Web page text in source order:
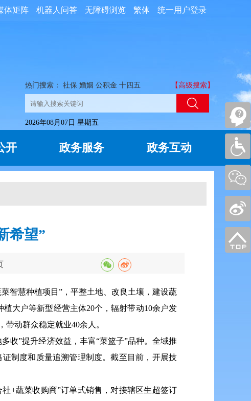
统一用户登录
繁体
无障碍浏览
机器人问答
体矩阵
热门搜索： 社保 婚姻 公积金 十四五 【高级搜索】
2026年08月07日 星期五
开 政务服务 政务互动
希望”
智慧种植项目”，平整土地、改良土壤，建设蔬
大户等新型经营主体20个，辐射带动10余户发
动群众稳定就业40余人。
收”提升经济效益，丰富“菜篮子”品种。全域推
制度和质量追溯管理制度。截至目前，开展技
+蔬菜收购商”订单式销售，对接辖区生超签订